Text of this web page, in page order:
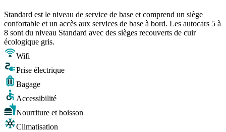
Standard est le niveau de service de base et comprend un siège
confortable et un accès aux services de base à bord. Les autocars 5 à
8 sont du niveau Standard avec des sièges recouverts de cuir
écologique gris.
Wifi
Prise électrique
Bagage
Accessibilité
Nourriture et boisson
Climatisation